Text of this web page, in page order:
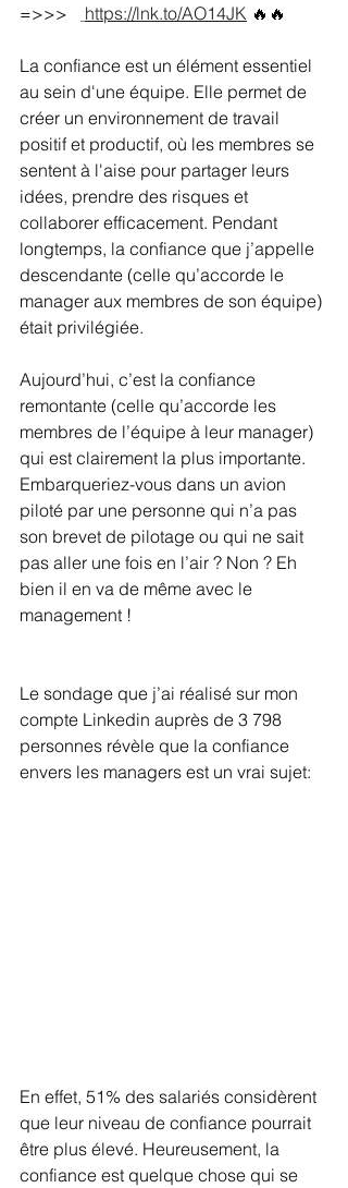
=>>>
https://lnk.to/AO14JK 🔥🔥
La confiance est un élément essentiel
au sein d'une équipe. Elle permet de
créer un environnement de travail
positif et productif, où les membres se
sentent à l'aise pour partager leurs
idées, prendre des risques et
collaborer efficacement. Pendant
longtemps, la confiance que j’appelle
descendante (celle qu’accorde le
manager aux membres de son équipe)
était privilégiée.
Aujourd’hui, c’est la confiance
remontante (celle qu’accorde les
membres de l’équipe à leur manager)
qui est clairement la plus importante.
Embarqueriez-vous dans un avion
piloté par une personne qui n’a pas
son brevet de pilotage ou qui ne sait
pas aller une fois en l’air ? Non ? Eh
bien il en va de même avec le
management !
Le sondage que j’ai réalisé sur mon
compte Linkedin auprès de 3 798
personnes révèle que la confiance
envers les managers est un vrai sujet:
En effet, 51% des salariés considèrent
que leur niveau de confiance pourrait
être plus élevé. Heureusement, la
confiance est quelque chose qui se